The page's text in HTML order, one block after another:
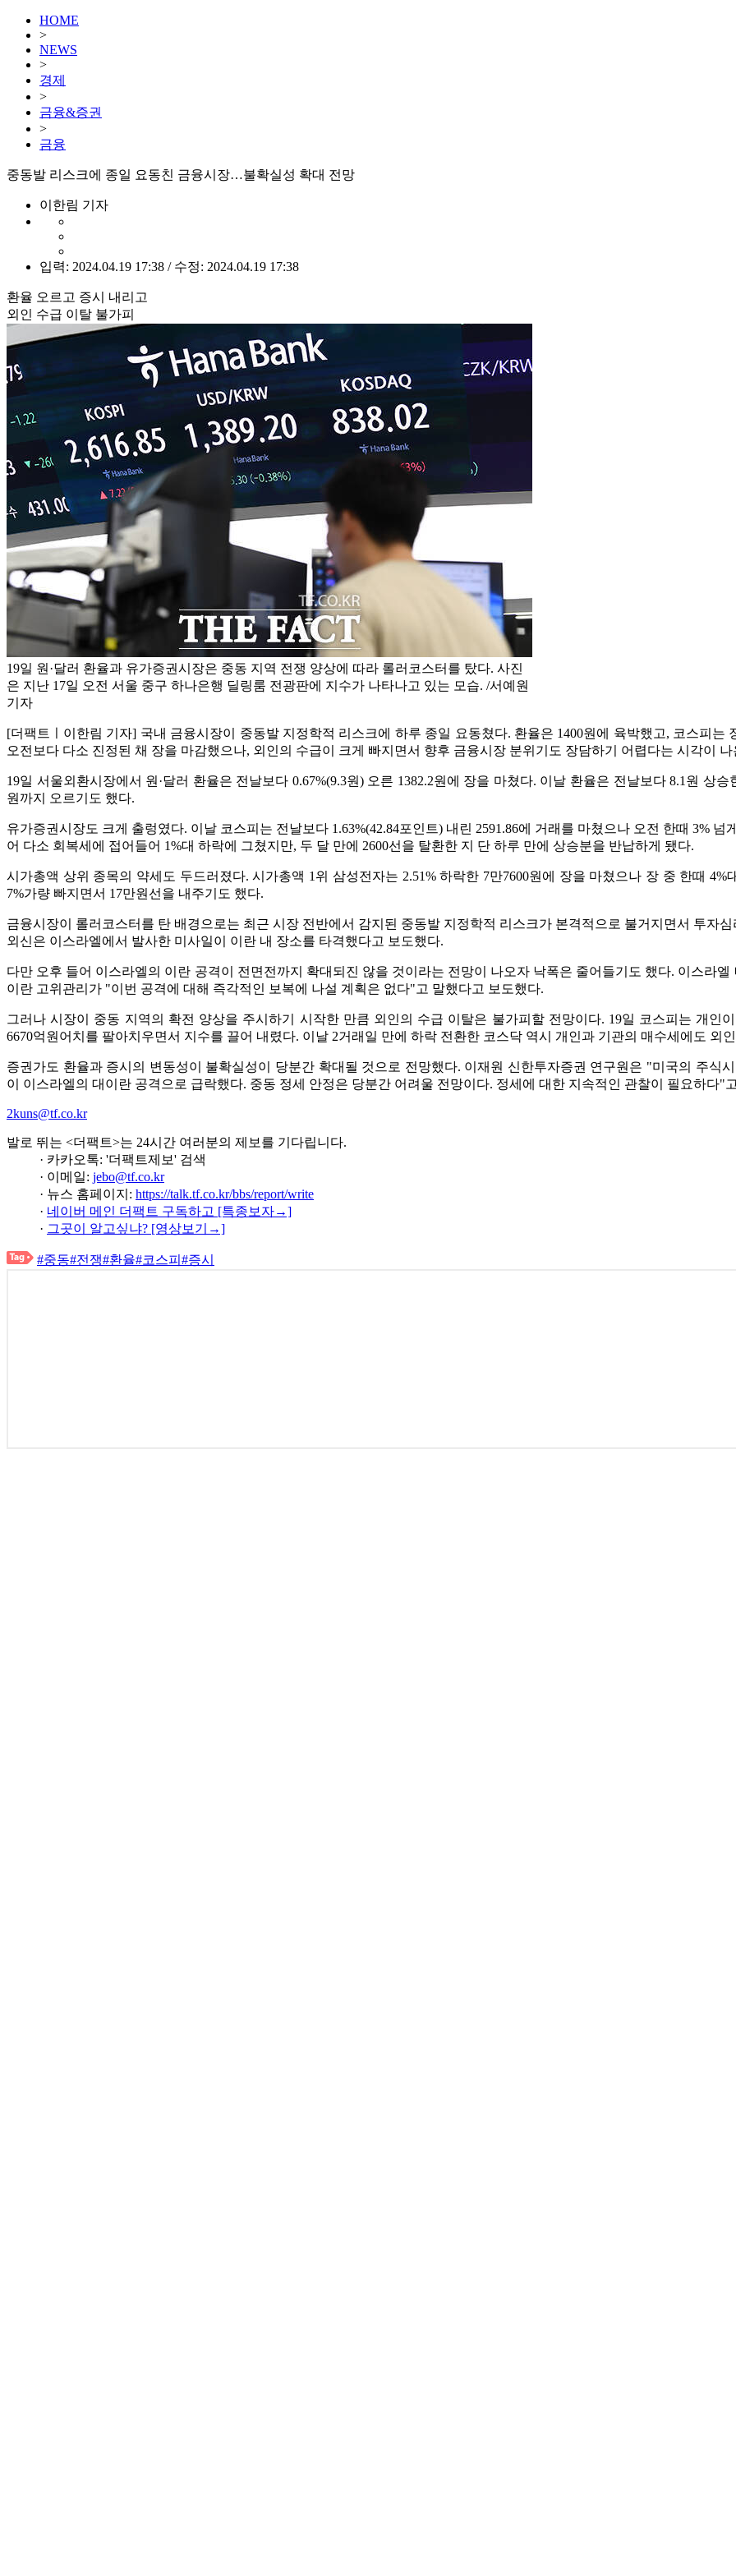
HOME
>
NEWS
>
경제
>
금융&증권
>
금융
중동발 리스크에 종일 요동친 금융시장…불확실성 확대 전망
이한림 기자
입력: 2024.04.19 17:38 / 수정: 2024.04.19 17:38
환율 오르고 증시 내리고
외인 수급 이탈 불가피
19일 원·달러 환율과 유가증권시장은 중동 지역 전쟁 양상에 따라 롤러코스터를 탔다. 사진
은 지난 17일 오전 서울 중구 하나은행 딜링룸 전광판에 지수가 나타나고 있는 모습. /서예원
기자
[더팩트ㅣ이한림 기자] 국내 금융시장이 중동발 지정학적 리스크에 하루 종일 요동쳤다. 환율은 1400원에 육박했고, 코스피
오전보다 다소 진정된 채 장을 마감했으나, 외인의 수급이 크게 빠지면서 향후 금융시장 분위기도 장담하기 어렵다는 시각이 나
19일 서울외환시장에서 원·달러 환율은 전날보다 0.67%(9.3원) 오른 1382.2원에 장을 마쳤다. 이날 환율은 전날보다 8.1원 상
원까지 오르기도 했다.
유가증권시장도 크게 출렁였다. 이날 코스피는 전날보다 1.63%(42.84포인트) 내린 2591.86에 거래를 마쳤으나 오전 한때 3%
어 다소 회복세에 접어들어 1%대 하락에 그쳤지만, 두 달 만에 2600선을 탈환한 지 단 하루 만에 상승분을 반납하게 됐다.
시가총액 상위 종목의 약세도 두드러졌다. 시가총액 1위 삼성전자는 2.51% 하락한 7만7600원에 장을 마쳤으나 장 중 한때
7%가량 빠지면서 17만원선을 내주기도 했다.
금융시장이 롤러코스터를 탄 배경으로는 최근 시장 전반에서 감지된 중동발 지정학적 리스크가 본격적으로 불거지면서 투자
외신은 이스라엘에서 발사한 미사일이 이란 내 장소를 타격했다고 보도했다.
다만 오후 들어 이스라엘의 이란 공격이 전면전까지 확대되진 않을 것이라는 전망이 나오자 낙폭은 줄어들기도 했다. 이스라
이란 고위관리가 "이번 공격에 대해 즉각적인 보복에 나설 계획은 없다"고 말했다고 보도했다.
그러나 시장이 중동 지역의 확전 양상을 주시하기 시작한 만큼 외인의 수급 이탈은 불가피할 전망이다. 19일 코스피는 개인
6670억원어치를 팔아치우면서 지수를 끌어 내렸다. 이날 2거래일 만에 하락 전환한 코스닥 역시 개인과 기관의 매수세에도 외
증권가도 환율과 증시의 변동성이 불확실성이 당분간 확대될 것으로 전망했다. 이재원 신한투자증권 연구원은 "미국의 주식
이 이스라엘의 대이란 공격으로 급락했다. 중동 정세 안정은 당분간 어려울 전망이다. 정세에 대한 지속적인 관찰이 필요하다"
2kuns@tf.co.kr
발로 뛰는 <더팩트>는 24시간 여러분의 제보를 기다립니다.
· 카카오톡: '더팩트제보' 검색
· 이메일: jebo@tf.co.kr
· 뉴스 홈페이지: https://talk.tf.co.kr/bbs/report/write
· 네이버 메인 더팩트 구독하고 [특종보자→]
· 그곳이 알고싶냐? [영상보기→]
#중동#전쟁#환율#코스피 #증시